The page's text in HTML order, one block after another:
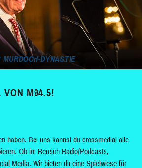
DYNASTIE
VON M94.5!
haben. Bei uns kannst du crossmedial alle
Ob im Bereich Radio/Podcasts,
Media. Wir bieten dir eine Spielwiese für